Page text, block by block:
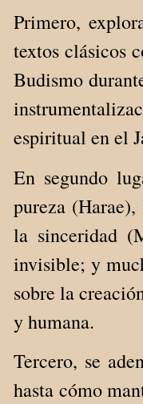
Primero,
textos clásicos
Budismo
espiritual en el
En segundo
pureza
la sinceridad
invisible; y
sobre la
y humana.
Tercero, se
hasta cómo